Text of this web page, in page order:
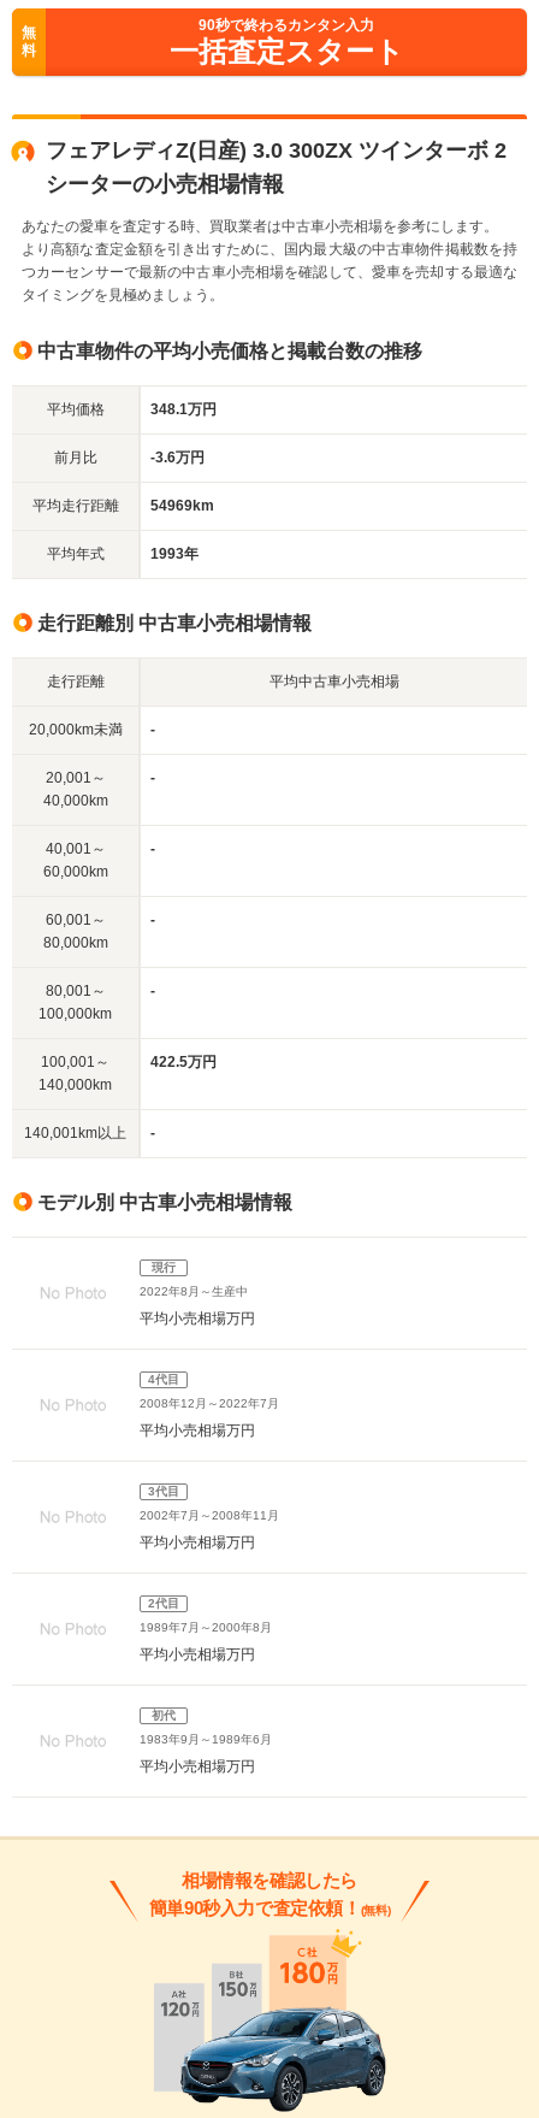
無
料
90秒で終わるカンタン入力
一括査定スタート
フェアレディZ(日産) 3.0 300ZX ツインターボ 2
シーターの小売相場情報
あなたの愛車を査定する時、買取業者は中古車小売相場を参考にします。
より高額な査定金額を引き出すために、国内最大級の中古車物件掲載数を持
つカーセンサーで最新の中古車小売相場を確認して、愛車を売却する最適な
タイミングを見極めましょう。
中古車物件の平均小売価格と掲載台数の推移
平均価格 348.1万円
前月比 -3.6万円
平均走行距離 54969km
平均年式 1993年
走行距離別 中古車小売相場情報
走行距離 平均中古車小売相場
20,000km未満 -
20,001～
40,000km
-
40,001～
60,000km
-
60,001～
80,000km
-
80,001～
100,000km
-
100,001～
140,000km
422.5万円
140,001km以上 -
モデル別 中古車小売相場情報
現行
2022年8月～生産中
平均小売相場万円
4代目
2008年12月～2022年7月
平均小売相場万円
3代目
2002年7月～2008年11月
平均小売相場万円
2代目
1989年7月～2000年8月
平均小売相場万円
初代
1983年9月～1989年6月
平均小売相場万円
相場情報を確認したら
簡単90秒入力で査定依頼！ (無料)